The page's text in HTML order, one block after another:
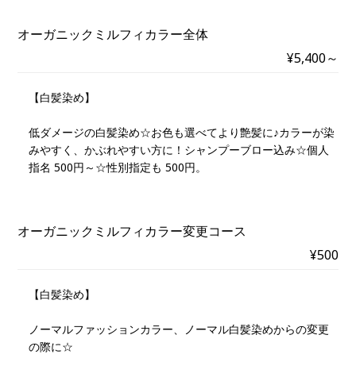
オーガニックミルフィカラー全体
¥5,400～
【白髪染め】
低ダメージの白髪染め☆お色も選べてより艶髪に♪カラーが染
みやすく、かぶれやすい方に！シャンプーブロー込み☆個人
指名 500円～☆性別指定も 500円。
オーガニックミルフィカラー変更コース
¥500
【白髪染め】
ノーマルファッションカラー、ノーマル白髪染めからの変更
の際に☆